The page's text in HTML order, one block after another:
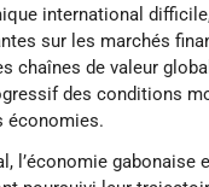
international
sur les marchés
chaînes de valeur
des conditions
économies.
l’économie gabonaise